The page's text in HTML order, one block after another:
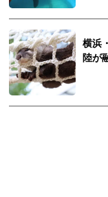
横浜
陸が